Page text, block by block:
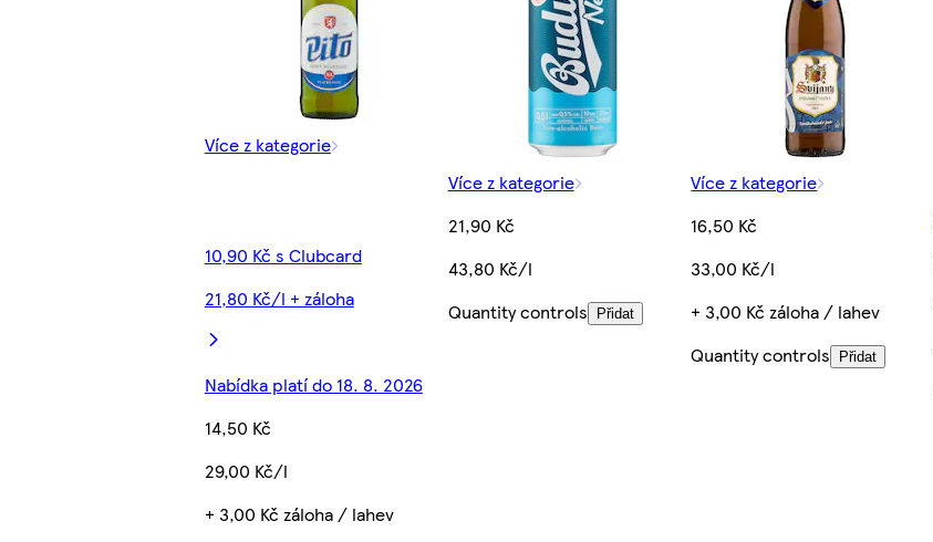
Více z kategorie
10,90 Kč s Clubcard
21,80 Kč/l + záloha
Nabídka platí do 18. 8. 2026
14,50 Kč
29,00 Kč/l
+ 3,00 Kč záloha / lahev
Více z kategorie
21,90 Kč
43,80 Kč/l
Quantity controls
Přidat
Více z kategorie
16,50 Kč
33,00 Kč/l
+ 3,00 Kč záloha / lahev
Quantity controls Přidat